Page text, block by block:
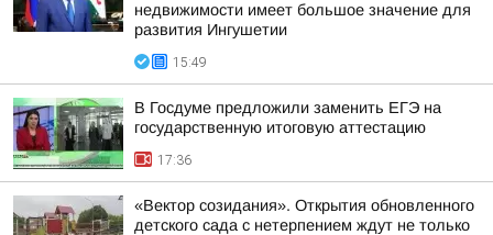
недвижимости имеет большое значение для
развития Ингушетии
15:49
В Госдуме предложили заменить ЕГЭ на
государственную итоговую аттестацию
17:36
«Вектор созидания». Открытия обновленного
детского сада с нетерпением ждут не только